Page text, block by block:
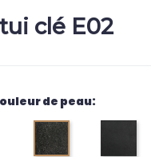
clé E02
de peau: